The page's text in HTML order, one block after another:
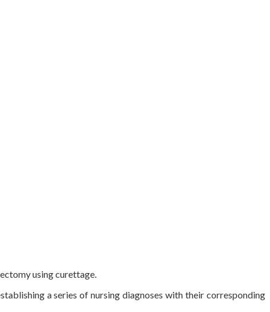
using curettage.
a series of nursing diagnoses with their corresponding